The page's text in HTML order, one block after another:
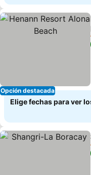
Opción destacada
Elige fechas para ver